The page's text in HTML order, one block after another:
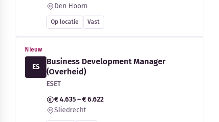
Den Hoorn
Op locatie Vast
Nieuw
ES
Business Development Manager
(Overheid)
ESET
€ 4.635 – € 6.622
Sliedrecht